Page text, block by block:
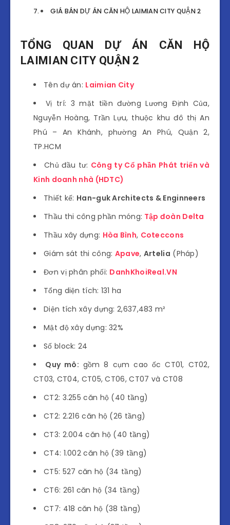
GIÁ BÁN DỰ ÁN CĂN HỘ LAIMIAN CITY QUẬN 2
TỔNG QUAN DỰ ÁN CĂN HỘ
LAIMIAN CITY QUẬN 2
Tên dự án: Laimian City
Vị trí: 3 mặt tiền đường Lương Định Của,
Nguyễn Hoàng, Trần Lựu, thuộc khu đô thị An
Phú – An Khánh, phường An Phú, Quận 2,
TP.HCM
Chủ đầu tư: Công ty Cổ phần Phát triển và
Kinh doanh nhà (HDTC)
Thiết kế: Han-guk Architects & Enginneers
Thầu thi công phần móng: Tập đoàn Delta
Thầu xây dựng: Hòa Bình, Coteccons
Giám sát thi công: Apave, Artelia (Pháp)
Đơn vị phân phối: DanhKhoiReal.VN
Tổng diện tích: 131 ha
Diện tích xây dựng: 2,637,483 m²
Mật độ xây dựng: 32%
Số block: 24
Quy mô: gồm 8 cụm cao ốc CT01, CT02,
CT03, CT04, CT05, CT06, CT07 và CT08
CT2: 3.255 căn hộ (40 tầng)
CT2: 2.216 căn hộ (26 tầng)
CT3: 2.004 căn hộ (40 tầng)
CT4: 1.002 căn hộ (39 tầng)
CT5: 527 căn hộ (34 tầng)
CT6: 261 căn hộ (34 tầng)
CT7: 418 căn hộ (38 tầng)